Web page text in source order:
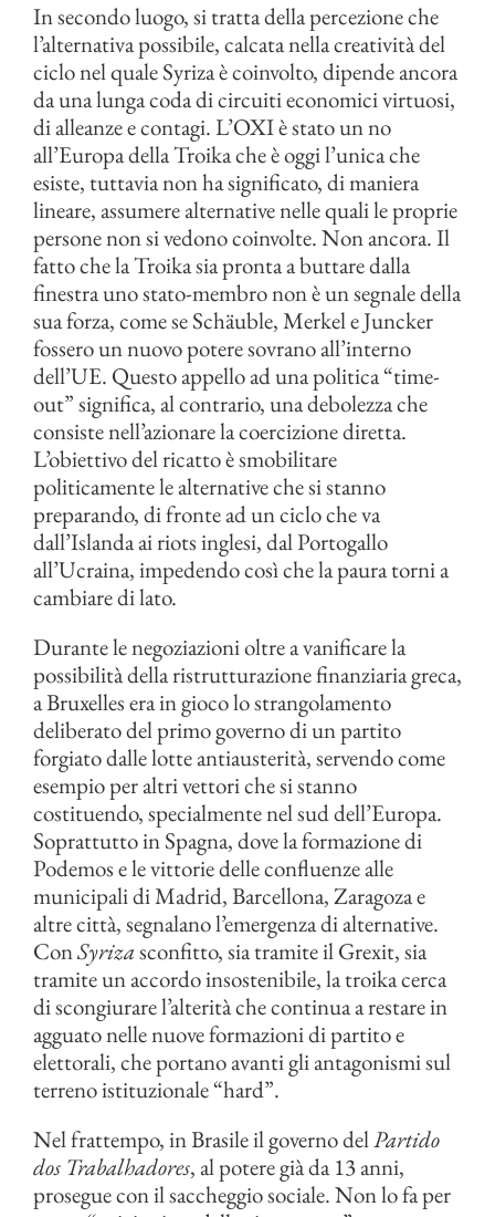
In secondo luogo, si tratta della percezione che
l’alternativa possibile, calcata nella creatività del
ciclo nel quale Syriza è coinvolto, dipende ancora
da una lunga coda di circuiti economici virtuosi,
di alleanze e contagi. L’OXI è stato un no
all’Europa della Troika che è oggi l’unica che
esiste, tuttavia non ha significato, di maniera
lineare, assumere alternative nelle quali le proprie
persone non si vedono coinvolte. Non ancora. Il
fatto che la Troika sia pronta a buttare dalla
finestra uno stato-membro non è un segnale della
sua forza, come se Schäuble, Merkel e Juncker
fossero un nuovo potere sovrano all’interno
dell’UE. Questo appello ad una politica “time-
out” significa, al contrario, una debolezza che
consiste nell’azionare la coercizione diretta.
L’obiettivo del ricatto è smobilitare
politicamente le alternative che si stanno
preparando, di fronte ad un ciclo che va
dall’Islanda ai riots inglesi, dal Portogallo
all’Ucraina, impedendo così che la paura torni a
cambiare di lato.
Durante le negoziazioni oltre a vanificare la
possibilità della ristrutturazione finanziaria greca,
a Bruxelles era in gioco lo strangolamento
deliberato del primo governo di un partito
forgiato dalle lotte antiausterità, servendo come
esempio per altri vettori che si stanno
costituendo, specialmente nel sud dell’Europa.
Soprattutto in Spagna, dove la formazione di
Podemos e le vittorie delle confluenze alle
municipali di Madrid, Barcellona, Zaragoza e
altre città, segnalano l’emergenza di alternative.
ConSyrizasconfitto, sia tramite il Grexit, sia
tramite un accordo insostenibile, la troika cerca
di scongiurare l’alterità che continua a restare in
agguato nelle nuove formazioni di partito e
elettorali, che portano avanti gli antagonismi sul
terreno istituzionale “hard”.
Nel frattempo, in Brasile il governo delPartido
dos Trabalhadores, al potere già da 13 anni,
prosegue con il saccheggio sociale. Non lo fa per